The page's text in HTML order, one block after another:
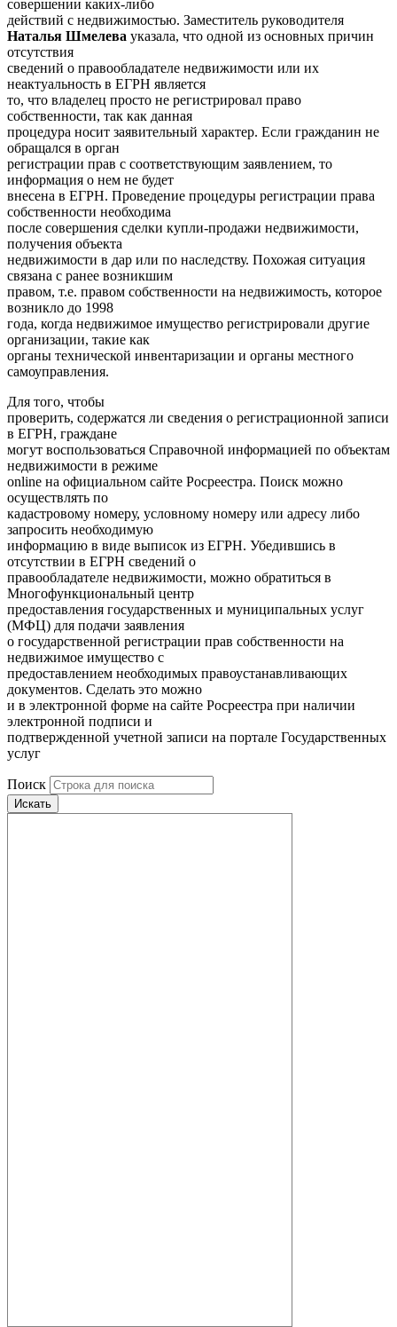
совершении каких-либо
действий с недвижимостью. Заместитель руководителя
Наталья Шмелева указала, что одной из основных причин
отсутствия
сведений о правообладателе недвижимости или их
неактуальность в ЕГРН является
то, что владелец просто не регистрировал право
собственности, так как данная
процедура носит заявительный характер. Если гражданин не
обращался в орган
регистрации прав с соответствующим заявлением, то
информация о нем не будет
внесена в ЕГРН. Проведение процедуры регистрации права
собственности необходима
после совершения сделки купли-продажи недвижимости,
получения объекта
недвижимости в дар или по наследству. Похожая ситуация
связана с ранее возникшим
правом, т.е. правом собственности на недвижимость, которое
возникло до 1998
года, когда недвижимое имущество регистрировали другие
организации, такие как
органы технической инвентаризации и органы местного
самоуправления.
Для того, чтобы
проверить, содержатся ли сведения о регистрационной записи
в ЕГРН, граждане
могут воспользоваться Справочной информацией по объектам
недвижимости в режиме
online на официальном сайте Росреестра. Поиск можно
осуществлять по
кадастровому номеру, условному номеру или адресу либо
запросить необходимую
информацию в виде выписок из ЕГРН. Убедившись в
отсутствии в ЕГРН сведений о
правообладателе недвижимости, можно обратиться в
Многофункциональный центр
предоставления государственных и муниципальных услуг
(МФЦ) для подачи заявления
о государственной регистрации прав собственности на
недвижимое имущество с
предоставлением необходимых правоустанавливающих
документов. Сделать это можно
и в электронной форме на сайте Росреестра при наличии
электронной подписи и
подтвержденной учетной записи на портале Государственных
услуг
Поиск
Искать